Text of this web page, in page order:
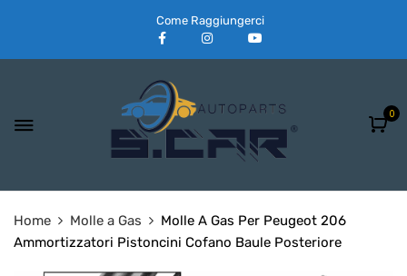
Come Raggiungerci
0
Home Molle a Gas
Molle A Gas Per Peugeot 206
Ammortizzatori Pistoncini Cofano Baule Posteriore